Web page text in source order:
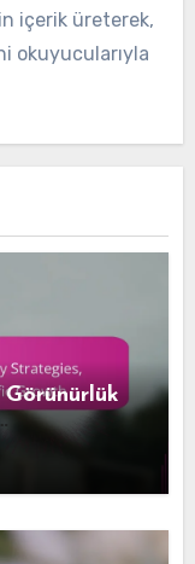
içerik üreterek,
okuyucularıyla
Görünürlük